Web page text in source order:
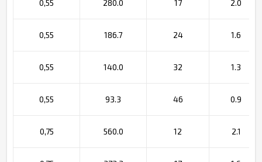
0,55 280.0 17 2.0
0,55 186.7 24 1.6
0,55 140.0 32 1.3
0,55 93.3 46 0.9
0,75 560.0 12 2.1